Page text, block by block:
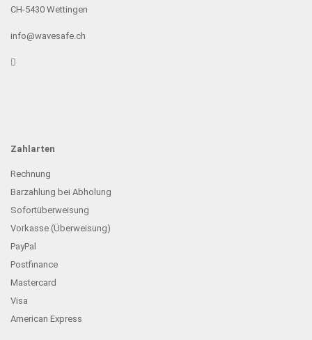
CH-5430 Wettingen
info@wavesafe.ch
Zahlarten
Rechnung
Barzahlung bei Abholung
Sofortüberweisung
Vorkasse (Überweisung)
PayPal
Postfinance
Mastercard
Visa
American Express